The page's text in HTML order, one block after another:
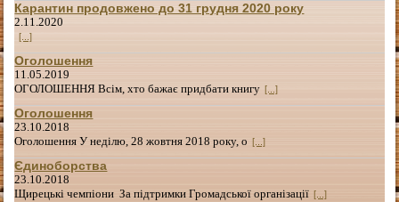
Карантин продовжено до 31 грудня 2020 року
2.11.2020
[...]
Оголошення
11.05.2019
ОГОЛОШЕННЯ Всім, хто бажає придбати книгу [...]
Оголошення
23.10.2018
Оголошення У неділю, 28 жовтня 2018 року, о [...]
Єдиноборства
23.10.2018
Щирецькі чемпіони За підтримки Громадської організації [...]